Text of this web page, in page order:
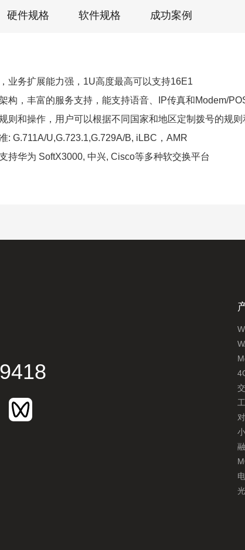
硬件规格 软件规格 成功案例
业务扩展能力强， 1U高度最高可以支持16E1
构，丰富的服务支持，能支持语音、 IP传真和Modem/
则和操作，用户可以根据不同国家和地区定制拨号的规则
: G.711A/U,G.723.1,G.729A/B, iLBC ， AMR
持华为 SoftX3000, 中兴, Cisco等多种软交换平台